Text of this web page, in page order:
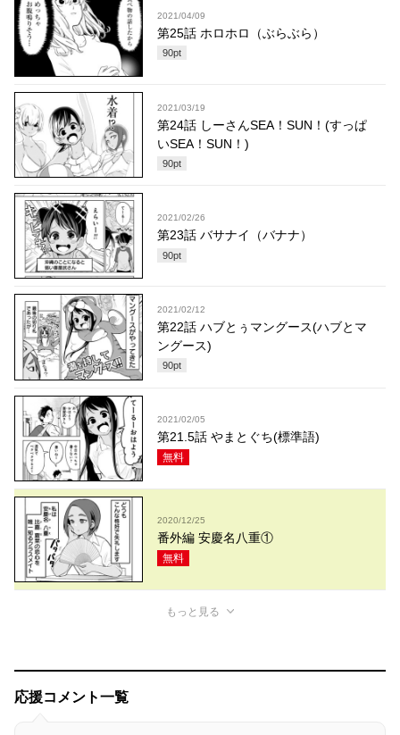
2021/04/09
第25話 ホロホロ（ぶらぶら）
90pt
2021/03/19
第24話 しーさんSEA！SUN！(すっぱ
いSEA！SUN！)
90pt
2021/02/26
第23話 バサナイ（バナナ）
90pt
2021/02/12
第22話 ハブとぅマングース(ハブとマ
ングース)
90pt
2021/02/05
第21.5話 やまとぐち(標準語)
無料
2020/12/25
番外編 安慶名八重①
無料
もっと見る
応援コメント一覧